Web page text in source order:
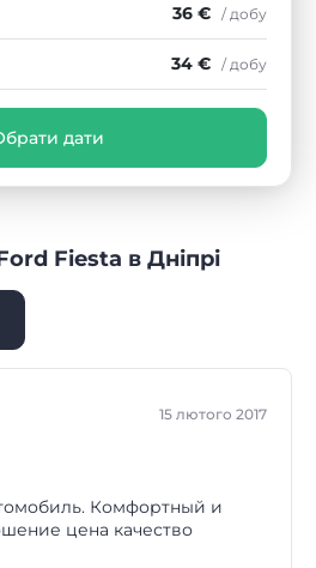
36 € / добу
34 € / добу
дати
Fiesta в Дніпрі
15 лютого 2017
Комфортный и
цена качество